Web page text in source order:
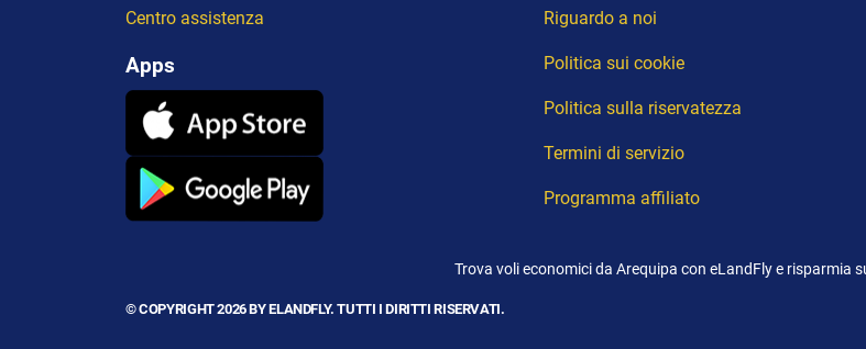
Centro assistenza
Apps
Riguardo a noi
Politica sui cookie
Politica sulla riservatezza
Termini di servizio
Programma affiliato
Trova voli economici da Arequipa con eLandFly e risparmia
© COPYRIGHT 2026 BY ELANDFLY. TUTTI I DIRITTI RISERVATI.